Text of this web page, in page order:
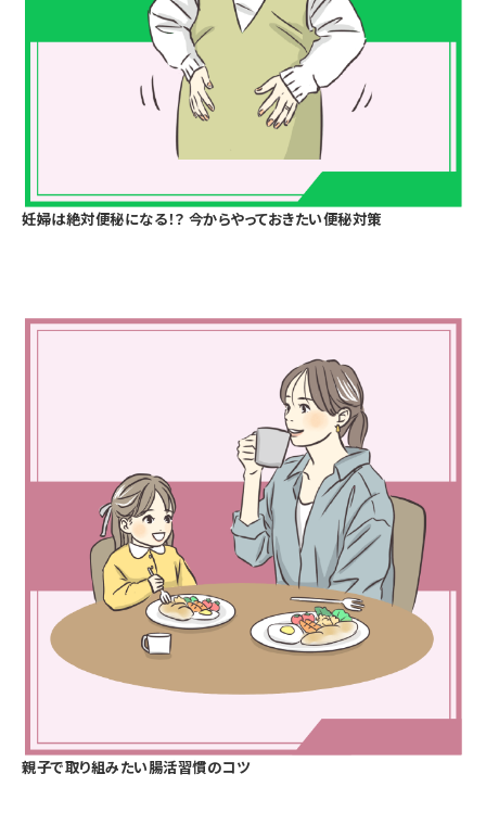
妊婦は絶対便秘になる！？ 今からやっておきたい便秘対策
親子で取り組みたい腸活習慣のコツ